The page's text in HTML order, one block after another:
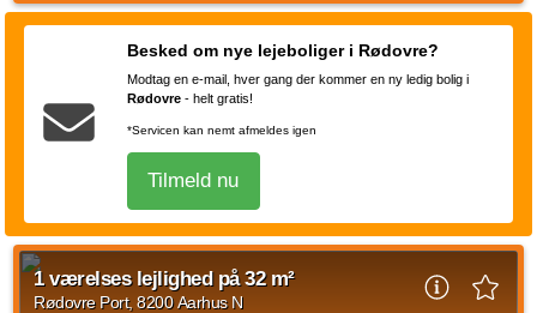
1 værelses lejlighed på Rødovre Port, Aarhus N med et areal
på 29 kvadratmeter. Den månedlige husleje udgør 8.600 DKK
Kilde: Rødovre Port
1 vær. 29 m²
Besked om nye lejeboliger i Rødovre?
Modtag en e-mail, hver gang der kommer en ny ledig bolig i
Rødovre - helt gratis!
*Servicen kan nemt afmeldes igen
Tilmeld nu
1 værelses lejlighed på 32 m²
Rødovre Port, 8200 Aarhus N